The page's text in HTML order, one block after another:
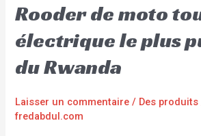
Rooder de moto
électrique le plus
du Rwanda
Laisser un commentaire / Des produits
fredabdul.com